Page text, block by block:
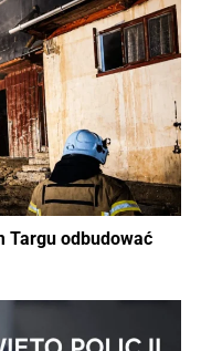
Targu odbudować